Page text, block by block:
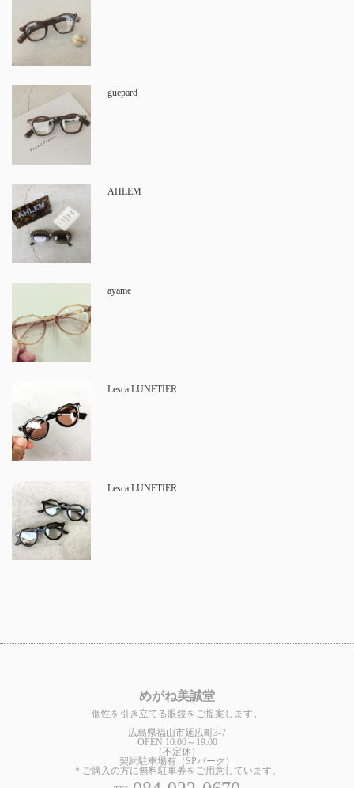
guepard
AHLEM
ayame
Lesca LUNETIER
Lesca LUNETIER
めがね美誠堂
個性を引き立てる眼鏡をご提案します。
広島県福山市延広町3-7
OPEN 10:00～19:00
（不定休）
契約駐車場有（SPパーク）
＊ご購入の方に無料駐車券をご用意しています。